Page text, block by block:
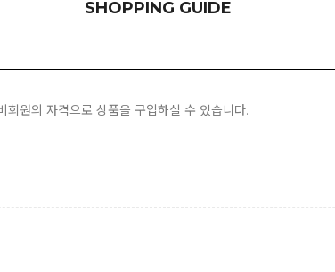
SHOPPING GUIDE
원의 자격으로 상품을 구입하실 수 있습니다.